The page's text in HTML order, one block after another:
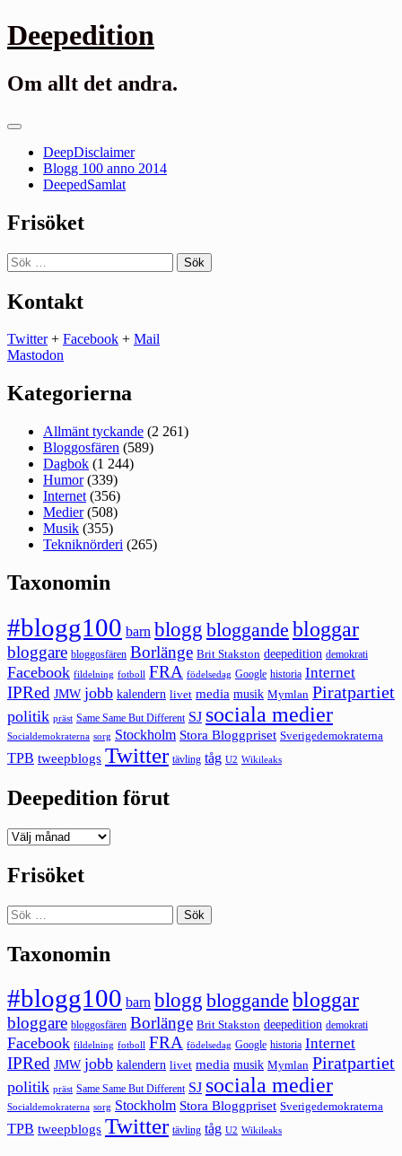
Gå
till
Deepedition
Om allt det andra.
Primär
DeepDisclaimer
Blogg 100 anno 2014
DeepedSamlat
Frisöket
Sök
efter:
Kontakt
Twitter+ Facebook + Mail
Mastodon
Kategorierna
Allmänt tyckande (2 261)
Bloggosfären (589)
Dagbok (1 244)
Humor(339)
Internet (356)
Medier(508)
Musik (355)
Tekniknörderi (265)
Taxonomin
#blogg100 barn blogg bloggande bloggar
bloggare bloggosfären Borlänge Brit Stakston deepedition demokrati
Facebook fildelning fotboll FRA födelsedag Google historia Internet
IPRed JMW jobb kalendern livet media musik Mymlan Piratpartiet
politik präst Same Same But Different SJ sociala medier
Socialdemokraterna sorg Stockholm Stora Bloggpriset Sverigedemokraterna
TPB tweepblogs Twitter tävling tåg U2 Wikileaks
Deepedition förut
Deepedition
Frisöket
Sök
efter:
Taxonomin
#blogg100 barn blogg bloggande bloggar
bloggare bloggosfären Borlänge Brit Stakston deepedition demokrati
Facebook fildelning fotboll FRA födelsedag Google historia Internet
IPRed JMW jobb kalendern livet media musik Mymlan Piratpartiet
politik präst Same Same But Different SJ sociala medier
Socialdemokraterna sorg Stockholm Stora Bloggpriset Sverigedemokraterna
TPB tweepblogs Twitter tävling tåg U2 Wikileaks